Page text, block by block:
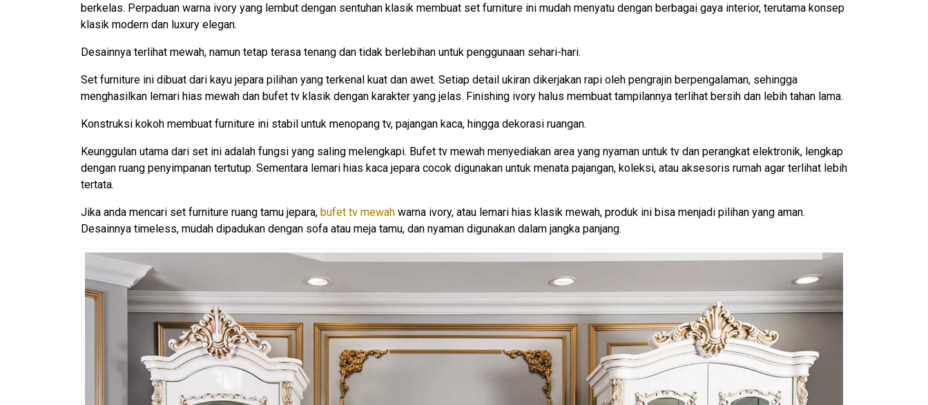
berkelas. Perpaduan warna ivory yang lembut dengan sentuhan klasik membuat set furniture ini mudah menyatu dengan berbagai gaya interior, terutama konsep
klasik modern dan luxury elegan.
Desainnya terlihat mewah, namun tetap terasa tenang dan tidak berlebihan untuk penggunaan sehari-hari.
Set furniture ini dibuat dari kayu jepara pilihan yang terkenal kuat dan awet. Setiap detail ukiran dikerjakan rapi oleh pengrajin berpengalaman, sehingga
menghasilkan lemari hias mewah dan bufet tv klasik dengan karakter yang jelas. Finishing ivory halus membuat tampilannya terlihat bersih dan lebih tahan lama.
Konstruksi kokoh membuat furniture ini stabil untuk menopang tv, pajangan kaca, hingga dekorasi ruangan.
Keunggulan utama dari set ini adalah fungsi yang saling melengkapi. Bufet tv mewah menyediakan area yang nyaman untuk tv dan perangkat elektronik, lengkap
dengan ruang penyimpanan tertutup. Sementara lemari hias kaca jepara cocok digunakan untuk menata pajangan, koleksi, atau aksesoris rumah agar terlihat lebih
tertata.
Jika anda mencari set furniture ruang tamu jepara, bufet tv mewah warna ivory, atau lemari hias klasik mewah, produk ini bisa menjadi pilihan yang aman.
Desainnya timeless, mudah dipadukan dengan sofa atau meja tamu, dan nyaman digunakan dalam jangka panjang.